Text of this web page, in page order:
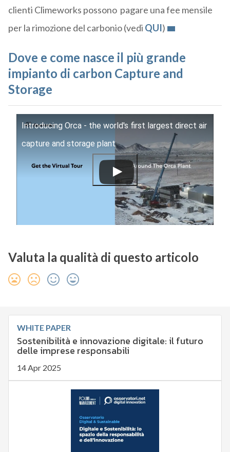
clienti Climeworks possono pagare una fee mensile
per la rimozione del carbonio (vedi QUI)
Dove e come nasce il più grande
impianto di carbon Capture and
Storage
Introducing Orca - the world's first largest direct air
capture and storage plant
Valuta la qualità di questo articolo
WHITE PAPER
Sostenibilità e innovazione digitale: il futuro
delle imprese responsabili
14 Apr 2025